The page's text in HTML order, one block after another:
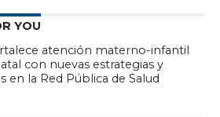
YOU
atención materno-infantil
con nuevas estrategias y
en la Red Pública de Salud